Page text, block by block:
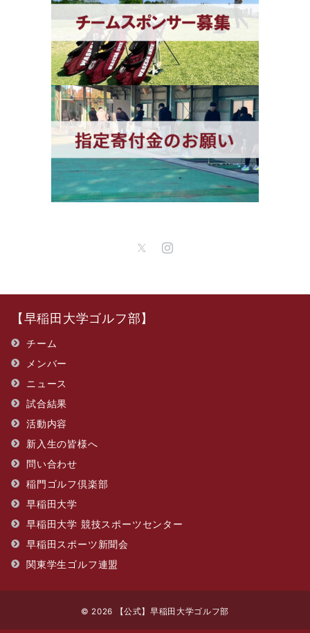
【早稲田大学ゴルフ部】
チーム
メンバー
ニュース
試合結果
活動内容
新入生の皆様へ
問い合わせ
​稲門ゴルフ倶楽部
早稲田大学
早稲田大学 競技スポーツセンター
早稲田スポーツ新聞会
関東学生ゴルフ連盟
© 2026 【公式】早稲田大学ゴルフ部